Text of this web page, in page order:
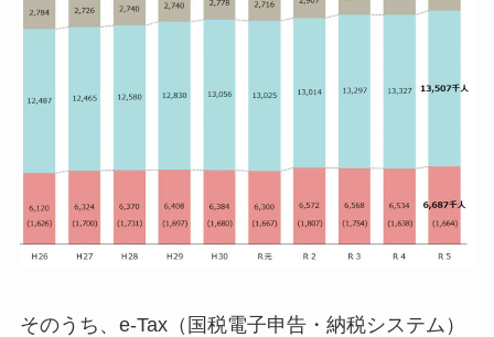
そのうち、e-Tax（国税電子申告・納税システム）